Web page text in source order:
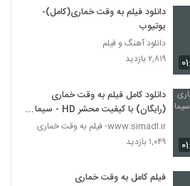
دانلود فیلم به وقت خماری(کامل)-
یوتیوب
دانلود آهنگ و فیلم
۲,۸۱۹ بازدید
دانلود کامل فیلم به وقت خماری
(رایگان) با کیفیت محشر HD - سیما
دانلود
www.simadl.ir- فیلم به وقت خماری
۱,۰۴۹ بازدید
فیلم کامل به وقت خماری